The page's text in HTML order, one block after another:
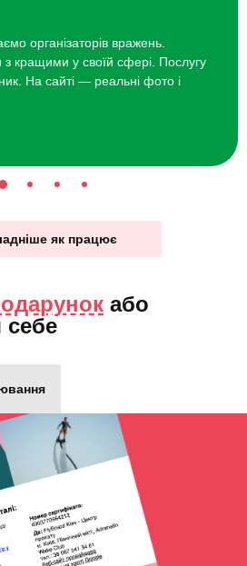
організаторів вражень.
з кращими у своїй сфері. Послугу
На сайті — реальні фото і
як працює
або
себе